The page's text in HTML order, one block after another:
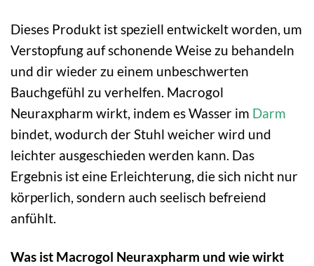
Dieses Produkt ist speziell entwickelt worden, um
Verstopfung auf schonende Weise zu behandeln
und dir wieder zu einem unbeschwerten
Bauchgefühl zu verhelfen. Macrogol
Neuraxpharm wirkt, indem es Wasser im Darm
bindet, wodurch der Stuhl weicher wird und
leichter ausgeschieden werden kann. Das
Ergebnis ist eine Erleichterung, die sich nicht nur
körperlich, sondern auch seelisch befreiend
anfühlt.
Was ist Macrogol Neuraxpharm und wie wirkt